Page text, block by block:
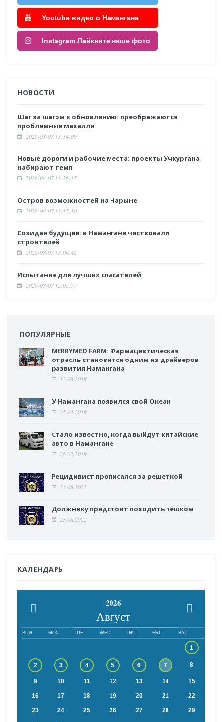
Youtube видео о Намангане
Instagram Лайкните наше фото
НОВОСТИ
Шаг за шагом к обновлению: преображаются
проблемные махалли
2026-08-07 13:34:09
Новые дороги и рабочие места: проекты Учкургана
набирают темп
2026-08-07 13:26:35
Остров возможностей на Нарыне
2026-08-07 13:15:10
Созидая будущее: в Намангане чествовали
строителей
2026-08-07 13:04:42
Испытание для лучших спасателей
2026-08-07 12:05:57
ПОПУЛЯРНЫЕ
MERRYMED FARM: Фармацевтическая
отрасль становится одним из драйверов
развития Намангана
12.06.2019
У Намангана появился свой Океан
25.04.2019
Стало известно, когда выйдут китайские
авто в Намангане
26.02.2019
Рецидивист прописался за решеткой
23.08.2022
Должнику предстоит походить пешком
23.08.2022
КАЛЕНДАРЬ
2026
Август
SUN MON TUE WED THU FRI SAT
1
2 3 4 5 6 7 8
9 10 11 12 13 14 15
16 17 18 19 20 21 22
23 24 25 26 27 28 29